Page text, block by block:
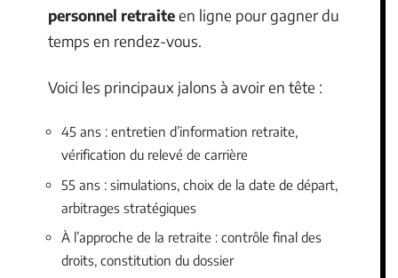
personnel retraiteen ligne pour gagner du
temps en rendez-vous.
Voici les principaux jalons à avoir en tête :
45 ans : entretien d’information retraite,
vérification du relevé de carrière
55 ans : simulations, choix de la date de départ,
arbitrages stratégiques
À l’approche de la retraite : contrôle final des
droits, constitution du dossier